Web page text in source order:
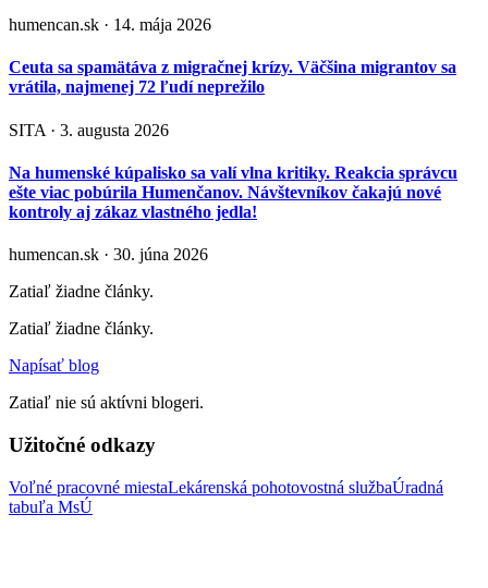
humencan.sk · 14. mája 2026
Ceuta sa spamätáva z migračnej krízy. Väčšina migrantov sa
vrátila, najmenej 72 ľudí neprežilo
SITA · 3. augusta 2026
Na humenské kúpalisko sa valí vlna kritiky. Reakcia správcu
ešte viac pobúrila Humenčanov. Návštevníkov čakajú nové
kontroly aj zákaz vlastného jedla!
humencan.sk · 30. júna 2026
Zatiaľ žiadne články.
Zatiaľ žiadne články.
Napísať blog
Zatiaľ nie sú aktívni blogeri.
Užitočné odkazy
Voľné pracovné miestaLekárenská pohotovostná službaÚradná
tabuľa MsÚ